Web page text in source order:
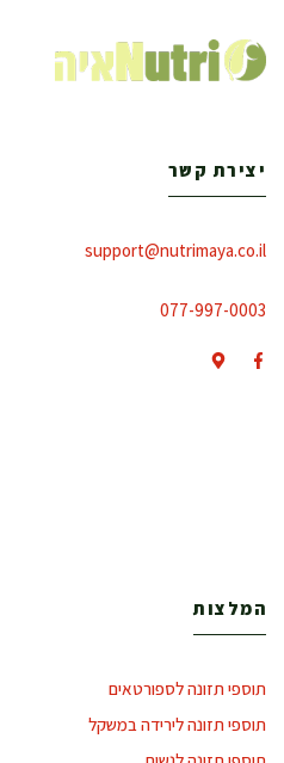
יצירת קשר
support@nutrimaya.co.il
077-997-0003
המלצות
תוספי תזונה לספורטאים
תוספי תזונה לירידה במשקל